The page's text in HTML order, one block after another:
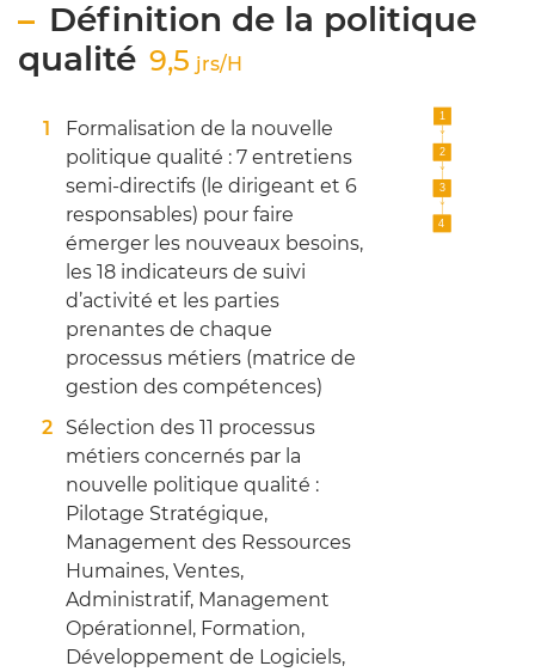
Définition de la politique
qualité 9,5 jrs/H
Formalisation de la nouvelle
politique qualité : 7 entretiens
semi-directifs (le dirigeant et 6
responsables) pour faire
émerger les nouveaux besoins,
les 18 indicateurs de suivi
d’activité et les parties
prenantes de chaque
processus métiers (matrice de
gestion des compétences)
Sélection des 11 processus
métiers concernés par la
nouvelle politique qualité :
Pilotage Stratégique,
Management des Ressources
Humaines, Ventes,
Administratif, Management
Opérationnel, Formation,
Développement de Logiciels,